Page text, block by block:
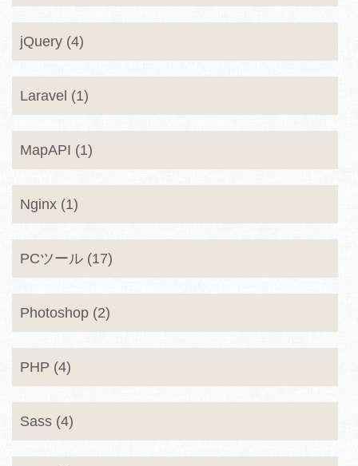
jQuery (4)
Laravel (1)
MapAPI (1)
Nginx (1)
PCツール (17)
Photoshop (2)
PHP (4)
Sass (4)